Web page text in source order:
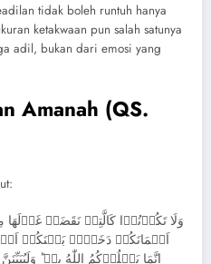
tidak boleh runtuh hanya
ketakwaan pun salah satunya
adil, bukan dari emosi yang
Amanah (QS.
وَلَا تَكُوۡنُوۡا كَالَّتِىۡ نَقَضَتۡ
اَيۡمَانَكُمۡ دَخَلًاۢ بَيۡنَكُمۡ اَنۡ
اِنَّمَا يَبۡلُوۡكُمُ اللّٰهُ بِهٖ